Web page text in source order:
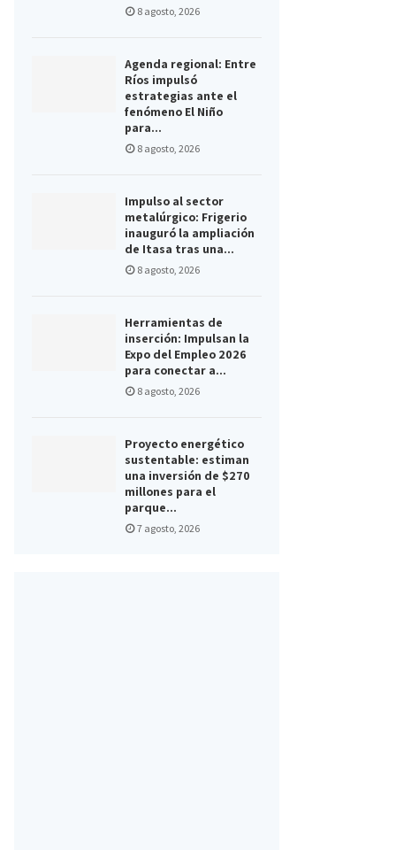
8 agosto, 2026
Agenda regional: Entre
Ríos impulsó
estrategias ante el
fenómeno El Niño
para...
8 agosto, 2026
Impulso al sector
metalúrgico: Frigerio
inauguró la ampliación
de Itasa tras una...
8 agosto, 2026
Herramientas de
inserción: Impulsan la
Expo del Empleo 2026
para conectar a...
8 agosto, 2026
Proyecto energético
sustentable: estiman
una inversión de $270
millones para el
parque...
7 agosto, 2026